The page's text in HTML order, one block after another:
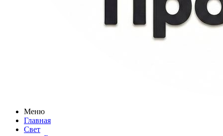
Меню
Главная
Свет